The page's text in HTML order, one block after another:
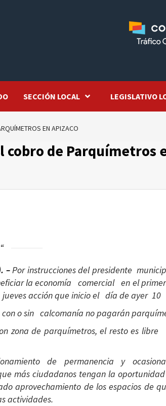
SECCIÓN LOCAL LEGISLATIVO
EN APIZACO
cobro de Parquímetros
–Por instrucciones del presidente
la economía comercial en el
acción que inicio el día de ayer
o sin calcomanía no pagarán
zona de parquímetros, el resto es
de permanencia y
más ciudadanos tengan la
aprovechamiento de los espacios de
actividades.